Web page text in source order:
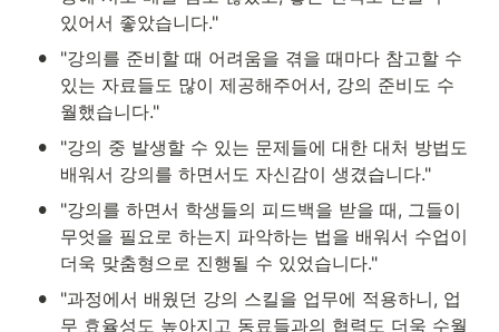
있어서 좋았습니다."
•
"강의를 준비할 때 어려움을 겪을 때마다 참고할 수
있는 자료들도 많이 제공해주어서, 강의 준비도 수
월했습니다."
•
"강의 중 발생할 수 있는 문제들에 대한 대처 방법도
배워서 강의를 하면서도 자신감이 생겼습니다."
•
"강의를 하면서 학생들의 피드백을 받을 때, 그들이
무엇을 필요로 하는지 파악하는 법을 배워서 수업이
더욱 맞춤형으로 진행될 수 있었습니다."
•
"과정에서 배웠던 강의 스킬을 업무에 적용하니, 업
무 효율성도 높아지고 동료들과의 협력도 더욱 수월